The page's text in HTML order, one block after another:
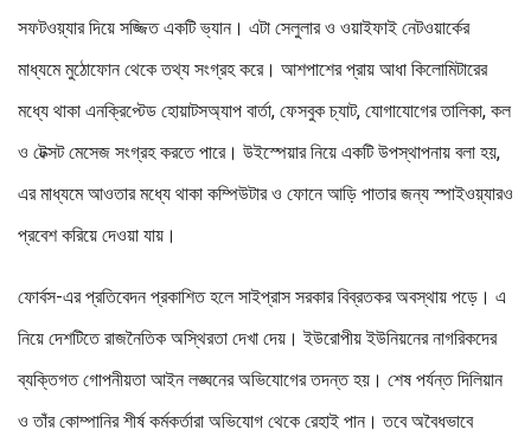
সফটওয়্যার দিয়ে সজ্জিত একটি ভ্যান। এটা সেলুলার ও ওয়াইফাই নেটওয়ার্কের
মাধ্যমে মুঠোফোন থেকে তথ্য সংগ্রহ করে। আশপাশের প্রায় আধা কিলোমিটারের
মধ্যে থাকা এনক্রিপ্টেড হোয়াটসঅ্যাপ বার্তা, ফেসবুক চ্যাট, যোগাযোগের তালিকা, কল
ও টেক্সট মেসেজ সংগ্রহ করতে পারে। উইস্পেয়ার নিয়ে একটি উপস্থাপনায় বলা হয়,
এর মাধ্যমে আওতার মধ্যে থাকা কম্পিউটার ও ফোনে আড়ি পাতার জন্য স্পাইওয়্যারও
প্রবেশ করিয়ে দেওয়া যায়।
ফোর্বস-এর প্রতিবেদন প্রকাশিত হলে সাইপ্রাস সরকার বিব্রতকর অবস্থায় পড়ে। এ
নিয়ে দেশটিতে রাজনৈতিক অস্থিরতা দেখা দেয়। ইউরোপীয় ইউনিয়নের নাগরিকদের
ব্যক্তিগত গোপনীয়তা আইন লঙ্ঘনের অভিযোগের তদন্ত হয়। শেষ পর্যন্ত দিলিয়ান
ও তাঁর কোম্পানির শীর্ষ কর্মকর্তারা অভিযোগ থেকে রেহাই পান। তবে অবৈধভাবে